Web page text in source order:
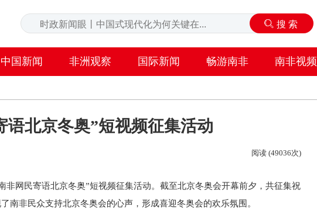
中国新闻 非洲观察 国际新闻 畅游南非 南非视频
北京冬奥”短视频征集活动
阅读 (49036次)
非网民寄语北京冬奥”短视频征集活动。截至北京冬奥会开幕前夕，共征集祝
南非民众支持北京冬奥会的心声，形成喜迎冬奥会的欢乐氛围。